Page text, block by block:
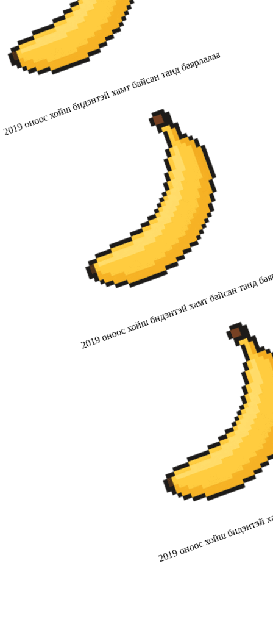
2019 оноос хойш бидэнтэй хамт байсан танд баярлалаа
2019 оноос хойш бидэнтэй хамт байсан
2019 оноос хойш